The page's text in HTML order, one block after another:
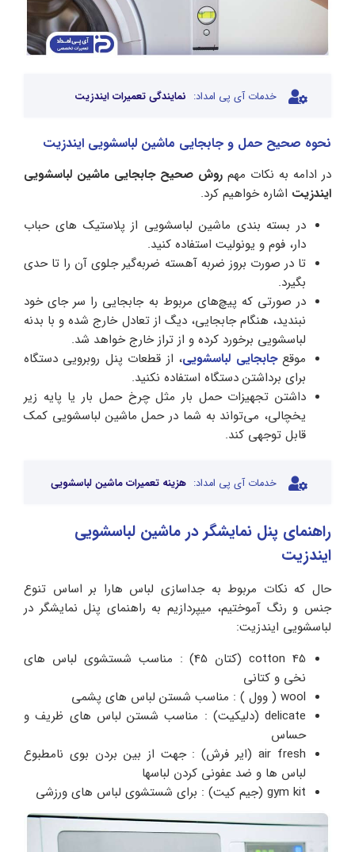
خدمات آی پی امداد: نمایندگی تعمیرات ایندزیت
نحوه صحیح حمل و جابجایی ماشین لباسشویی ایندزیت
در ادامه به نکات مهم روش صحیح جابجایی ماشین لباسشویی
ایندزیت اشاره خواهیم کرد.
در بسته بندی ماشین لباسشویی از پلاستیک‌ های حباب‌
دار، فوم و یونولیت استفاده کنید.
تا در صورت بروز ضربه‌ آهسته ضربه‌گیر جلوی آن را تا حدی
بگیرد.
در صورتی که پیچ‌های مربوط به جابجایی را سر جای خود
نبندید، هنگام جابجایی، دیگ از تعادل خارج شده و با بدنه
لباسشویی برخورد کرده و از تراز خارج خواهد شد.
موقعجابجایی لباسشویی، از قطعات پنل روبرویی دستگاه
برای برداشتن دستگاه استفاده نکنید.
داشتن تجهیزات حمل بار مثل چرخ حمل بار یا پایه زیر
یخچالی، می‌تواند به شما در حمل ماشین لباسشویی کمک
قابل توجهی کند.
خدمات آی پی امداد: هزینه تعمیرات ماشین لباسشویی
راهنمای پنل نمایشگر در ماشین لباسشویی
ایندزیت
حال که نکات مربوط به جداسازی لباس هارا بر اساس تنوع
جنس و رنگ آموختیم، میپردازیم به راهنمای پنل نمایشگر در
لباسشویی ایندزیت:
cotton 45 (کتان 45) : مناسب شستشوی لباس های
نخی و کتانی
wool ( وول ) : مناسب شستن لباس های پشمی
delicate (دلیکیت) : مناسب شستن لباس های ظریف و
حساس
air fresh (ایر فرش) : جهت از بین بردن بوی نامطبوع
لباس ها و ضد عفونی کردن لباسها
gym kit (جیم کیت) : برای شستشوی لباس های ورزشی